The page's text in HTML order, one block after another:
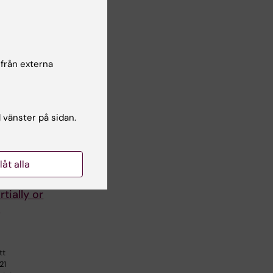
or
externa
på sidan.
alla